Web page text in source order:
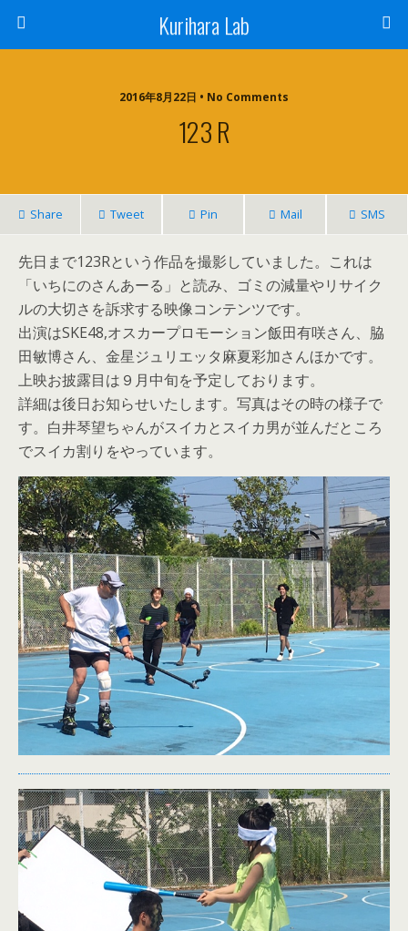
Kurihara Lab
2016年8月22日 • No Comments
123 R
Share Tweet Pin Mail SMS
先日まで123Rという作品を撮影していました。これは
「いちにのさんあーる」と読み、ゴミの減量やリサイク
ルの大切さを訴求する映像コンテンツです。
出演はSKE48,オスカープロモーション飯田有咲さん、脇
田敏博さん、金星ジュリエッタ麻夏彩加さんほかです。
上映お披露目は９月中旬を予定しております。
詳細は後日お知らせいたします。写真はその時の様子で
す。白井琴望ちゃんがスイカとスイカ男が並んだところ
でスイカ割りをやっています。